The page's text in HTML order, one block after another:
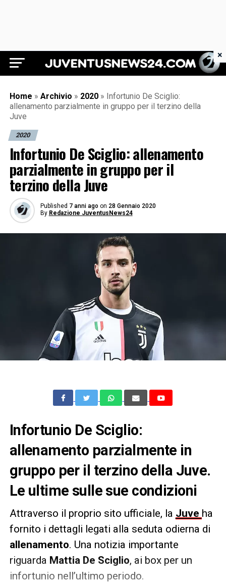
Juventus News 24
Home » Archivio » 2020 » Infortunio De Sciglio:
allenamento parzialmente in gruppo per il terzino della
Juve
2020
Infortunio De Sciglio: allenamento
parzialmente in gruppo per il
terzino della Juve
Published 7 anni ago on 28 Gennaio 2020
By Redazione JuventusNews24
Infortunio De Sciglio:
allenamento parzialmente in
gruppo per il terzino della Juve.
Le ultime sulle sue condizioni
Attraverso il proprio sito ufficiale, la Juve ha
fornito i dettagli legati alla seduta odierna di
allenamento. Una notizia importante
riguarda Mattia De Sciglio, ai box per un
infortunio nell’ultimo periodo.
×